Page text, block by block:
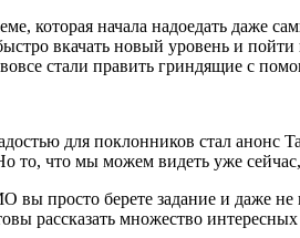
которая начала надоедать даже
вкачать новый уровень и
стали править гриндящие с
для поклонников стал анонс
то, что мы можем видеть уже
просто берете задание и даже не
рассказать множество